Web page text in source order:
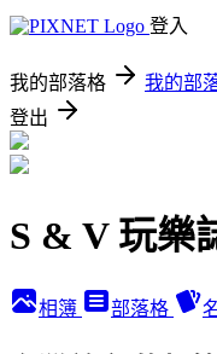
登入
我的部落格 我的部
登出
S & V 玩樂
相簿 部落格